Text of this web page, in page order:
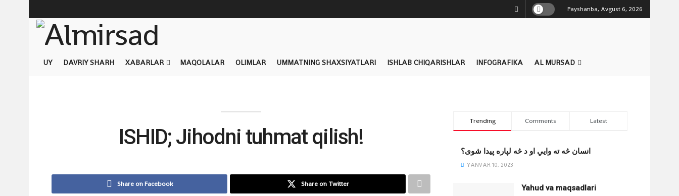
Payshanba, Avgust 6, 2026
UY DAVRIY SHARH XABARLAR MAQOLALAR OLIMLAR UMMATNING SHAXSIYATLARI ISHLAB CHIQARISHLAR INFOGRAFIKA AL MURSAD
ISHID; Jihodni tuhmat qilish!
Share on Facebook Share on Twitter
Trending Comments Latest
انسان څه ته وایي او د څه لپاره پیدا شوی؟
YANVAR 10, 2023
Yahud va maqsadlari